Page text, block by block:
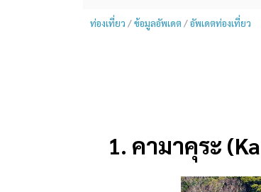
ท่องเที่ยว /ข้อมูลอัพเดต /อัพเดตท่องเที่ยว
1. คามาคุระ